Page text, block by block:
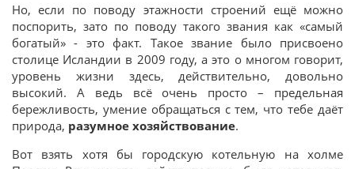
Но, если по поводу этажности строений ещё можно
поспорить, зато по поводу такого звания как «самый
богатый» - это факт. Такое звание было присвоено
столице Исландии в 2009 году, а это о многом говорит,
уровень жизни здесь, действительно, довольно
высокий. А ведь всё очень просто – предельная
бережливость, умение обращаться с тем, что тебе даёт
природа, разумное хозяйствование.
Вот взять хотя бы городскую котельную на холме